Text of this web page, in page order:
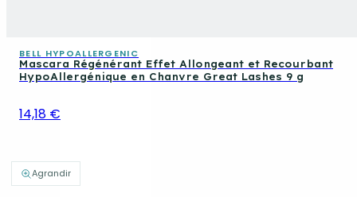
Agrandir
BELL HYPOALLERGENIC
Mascara Régénérant Effet Allongeant et Recourbant
HypoAllergénique en Chanvre Great Lashes 9 g
14,18 €